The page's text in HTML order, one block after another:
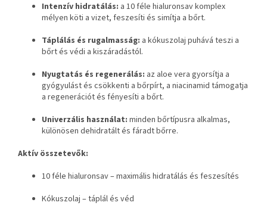
Intenzív hidratálás: a 10 féle hialuronsav komplex
mélyen köti a vizet, feszesíti és simítja a bőrt.
Táplálás és rugalmasság: a kókuszolaj puhává teszi a
bőrt és védi a kiszáradástól.
Nyugtatás és regenerálás: az aloe vera gyorsítja a
gyógyulást és csökkenti a bőrpírt, a niacinamid támogatja
a regenerációt és fényesíti a bőrt.
Univerzális használat: minden bőrtípusra alkalmas,
különösen dehidratált és fáradt bőrre.
Aktív összetevők:
10 féle hialuronsav – maximális hidratálás és feszesítés
Kókuszolaj – táplál és véd